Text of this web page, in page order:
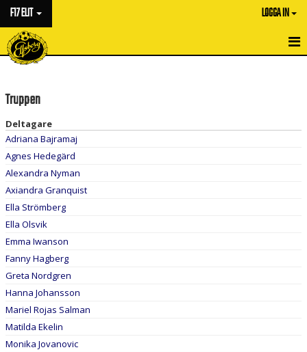
F17 ELIT LOGGA IN
HEM
NYHETER
KALENDER
MATCHER
TRUPPEN
DOKUMENT
KONTAKT
Truppen
Deltagare
Adriana Bajramaj
Agnes Hedegärd
Alexandra Nyman
Axiandra Granquist
Ella Strömberg
Ella Olsvik
Emma Iwanson
Fanny Hagberg
Greta Nordgren
Hanna Johansson
Mariel Rojas Salman
Matilda Ekelin
Monika Jovanovic